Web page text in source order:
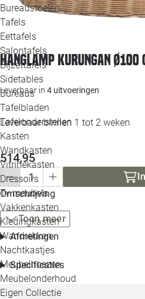
Bureaustoelen
Tafels
Eettafels
Salontafels
Bijzettafels
Sidetables
Bureaus
Tafelbladen
Tafelonderstellen
Kasten
Wandkasten
Vitrinekasten
Dressoirs
Tv meubels
Vakkenkasten
Kledingkasten
Wandrekken
Nachtkastjes
Meubelhoezen
Meubelonderhoud
Eigen Collectie
Hanglamp Kurungan Ø100
Leverbaar in 4 uitvoeringen
Leverbaar binnen 1 tot 2 weken
514,95
Omschrijving
Toon meer
Afmetingen
Specificaties